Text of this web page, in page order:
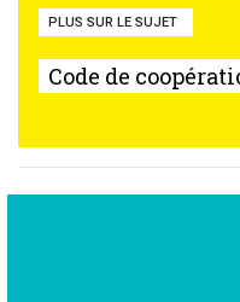
PLUS SUR LE SUJET
Code de